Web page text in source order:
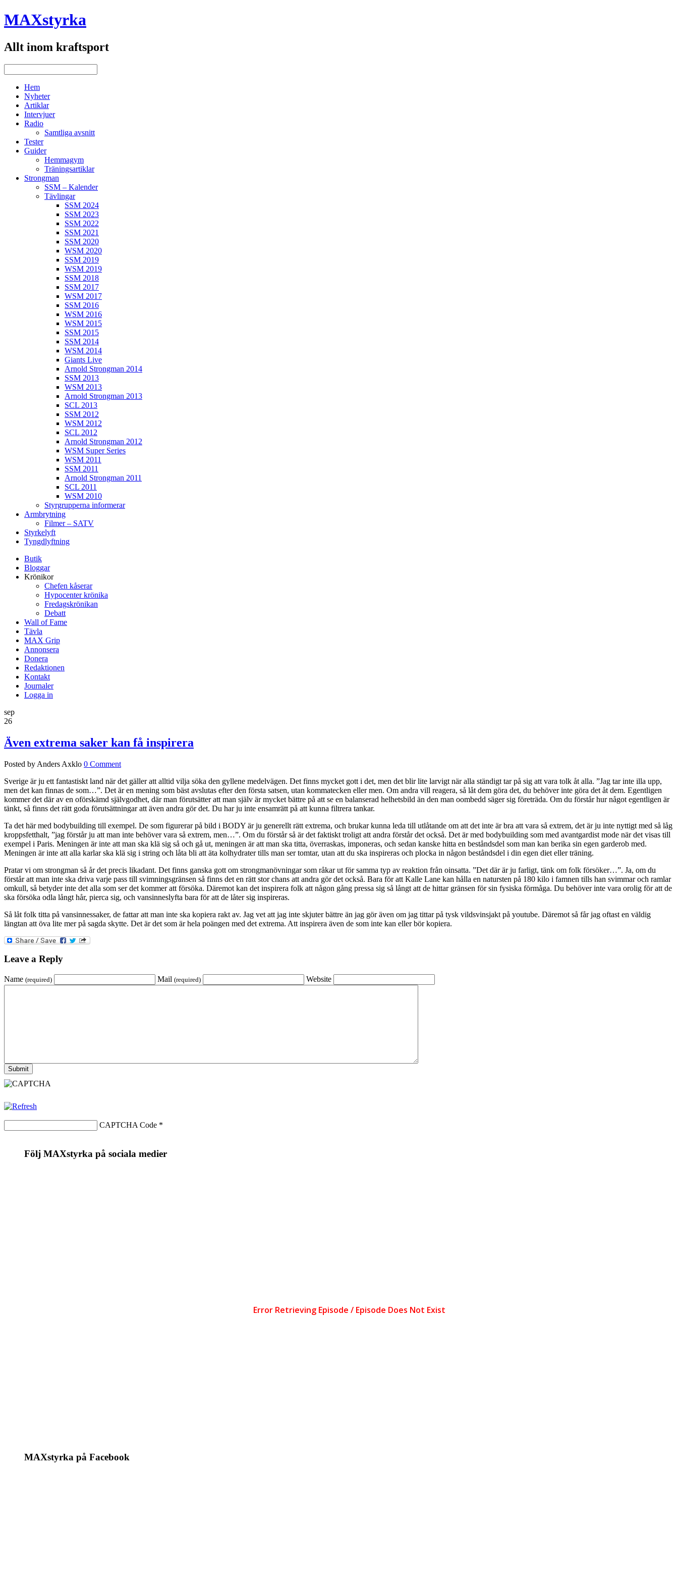
MAXstyrka
Allt inom kraftsport
Hem
Nyheter
Artiklar
Intervjuer
Radio
Samtliga avsnitt
Tester
Guider
Hemmagym
Träningsartiklar
Strongman
SSM – Kalender
Tävlingar
SSM 2024
SSM 2023
SSM 2022
SSM 2021
SSM 2020
WSM 2020
SSM 2019
WSM 2019
SSM 2018
SSM 2017
WSM 2017
SSM 2016
WSM 2016
WSM 2015
SSM 2015
SSM 2014
WSM 2014
Giants Live
Arnold Strongman 2014
SSM 2013
WSM 2013
Arnold Strongman 2013
SCL 2013
SSM 2012
WSM 2012
SCL 2012
Arnold Strongman 2012
WSM Super Series
WSM 2011
SSM 2011
Arnold Strongman 2011
SCL 2011
WSM 2010
Styrgrupperna informerar
Armbrytning
Filmer – SATV
Styrkelyft
Tyngdlyftning
Butik
Bloggar
Krönikor
Chefen kåserar
Hypocenter krönika
Fredagskrönikan
Debatt
Wall of Fame
Tävla
MAX Grip
Annonsera
Donera
Redaktionen
Kontakt
Journaler
Logga in
sep
26
Även extrema saker kan få inspirera
Posted by Anders Axklo 0 Comment
Sverige är ju ett fantastiskt land när det gäller att alltid vilja söka den gyllene medelvägen. Det finns mycket gott i det, men det blir lite larvigt när alla ständigt tar på sig att vara tolk åt alla. ”Jag tar inte illa upp,
men det kan finnas de som…”. Det är en mening som bäst avslutas efter den första satsen, utan kommatecken eller men. Om andra vill reagera, så låt dem göra det, du behöver inte göra det åt dem. Egentligen
kommer det där av en oförskämd självgodhet, där man förutsätter att man själv är mycket bättre på att se en balanserad helhetsbild än den man oombedd säger sig företräda. Om du förstår hur något egentligen är
tänkt, så finns det rätt goda förutsättningar att även andra gör det. Du har ju inte ensamrätt på att kunna filtrera tankar.
Ta det här med bodybuilding till exempel. De som figurerar på bild i BODY är ju generellt rätt extrema, och brukar kunna leda till utlåtande om att det inte är bra att vara så extrem, det är ju inte nyttigt med så låg
kroppsfetthalt, ”jag förstår ju att man inte behöver vara så extrem, men…”. Om du förstår så är det faktiskt troligt att andra förstår det också. Det är med bodybuilding som med avantgardist mode när det visas till
exempel i Paris. Meningen är inte att man ska klä sig så och gå ut, meningen är att man ska titta, överraskas, imponeras, och sedan kanske hitta en beståndsdel som man kan berika sin egen garderob med.
Meningen är inte att alla karlar ska klä sig i string och låta bli att äta kolhydrater tills man ser tomtar, utan att du ska inspireras och plocka in någon beståndsdel i din egen diet eller träning.
Pratar vi om strongman så år det precis likadant. Det finns ganska gott om strongmanövningar som råkar ut för samma typ av reaktion från oinsatta. ”Det där är ju farligt, tänk om folk försöker…”. Ja, om du
förstår att man inte ska driva varje pass till svimningsgränsen så finns det en rätt stor chans att andra gör det också. Bara för att Kalle Lane kan hålla en natursten på 180 kilo i famnen tills han svimmar och ramlar
omkull, så betyder inte det alla som ser det kommer att försöka. Däremot kan det inspirera folk att någon gång pressa sig så långt att de hittar gränsen för sin fysiska förmåga. Du behöver inte vara orolig för att de
ska försöka odla långt hår, pierca sig, och vansinneslyfta bara för att de låter sig inspireras.
Så låt folk titta på vansinnessaker, de fattar att man inte ska kopiera rakt av. Jag vet att jag inte skjuter bättre än jag gör även om jag tittar på tysk vildsvinsjakt på youtube. Däremot så får jag oftast en väldig
längtan att öva lite mer på sagda skytte. Det är det som är hela poängen med det extrema. Att inspirera även de som inte kan eller bör kopiera.
Leave a Reply
Name (required) Mail (required) Website
CAPTCHA Code *
Följ MAXstyrka på sociala medier
MAXstyrka på Facebook